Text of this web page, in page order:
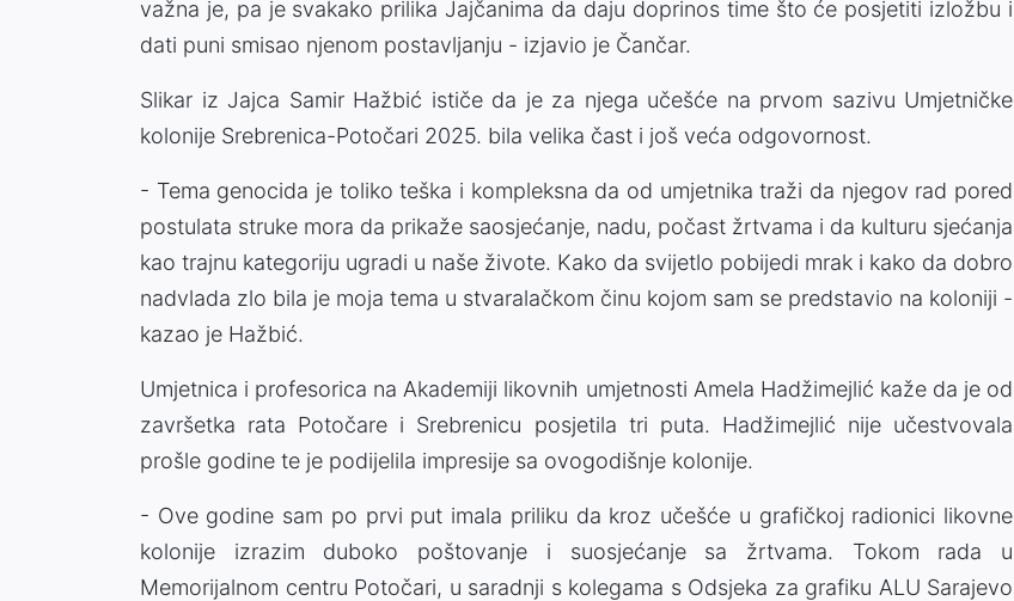
važna je, pa je svakako prilika Jajčanima da daju doprinos time što će posjetiti izložbu i
dati puni smisao njenom postavljanju - izjavio je Čančar.
Slikar iz Jajca Samir Hažbić ističe da je za njega učešće na prvom sazivu Umjetničke
kolonije Srebrenica-Potočari 2025. bila velika čast i još veća odgovornost.
- Tema genocida je toliko teška i kompleksna da od umjetnika traži da njegov rad pored
postulata struke mora da prikaže saosjećanje, nadu, počast žrtvama i da kulturu sjećanja
kao trajnu kategoriju ugradi u naše živote. Kako da svijetlo pobijedi mrak i kako da dobro
nadvlada zlo bila je moja tema u stvaralačkom činu kojom sam se predstavio na koloniji -
kazao je Hažbić.
Umjetnica i profesorica na Akademiji likovnih umjetnosti Amela Hadžimejlić kaže da je od
završetka rata Potočare i Srebrenicu posjetila tri puta. Hadžimejlić nije učestvovala
prošle godine te je podijelila impresije sa ovogodišnje kolonije.
- Ove godine sam po prvi put imala priliku da kroz učešće u grafičkoj radionici likovne
kolonije izrazim duboko poštovanje i suosjećanje sa žrtvama. Tokom rada u
Memorijalnom centru Potočari, u saradnji s kolegama s Odsjeka za grafiku ALU Sarajevo